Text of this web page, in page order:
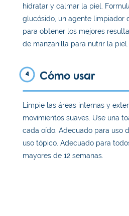
hidratar y calmar la piel.
glucósido, un agente limpiador
para obtener los mejores
de manzanilla para nutrir la piel.
4 Cómo usar
Limpie las áreas internas y
movimientos suaves. Use una
cada oído. Adecuado para uso
uso tópico. Adecuado para
mayores de 12 semanas.